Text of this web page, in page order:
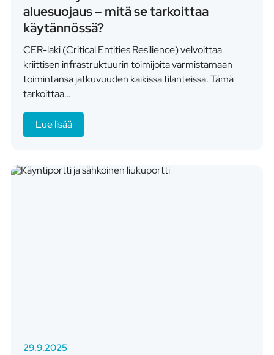
aluesuojaus – mitä se tarkoittaa
käytännössä?
CER-laki (Critical Entities Resilience) velvoittaa
kriittisen infrastruktuurin toimijoita varmistamaan
toimintansa jatkuvuuden kaikissa tilanteissa. Tämä
tarkoittaa…
Lue lisää
29.9.2025